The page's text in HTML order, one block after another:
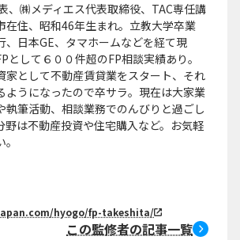
、㈱メディエス代表取締役、TAC専任講
在住、昭和46年生まれ。立教大学卒業
、日本GE、タマホームなどを経て現
として６００件超のFP相談実績あり。
家として不動産賃貸業をスタート、それ
ようになったので卒サラ。現在は大家業
執筆活動、相談業務でのんびりと過ごし
野は不動産投資や住宅購入など。お気軽
hyogo/fp-takeshita/
この監修者の記事一覧